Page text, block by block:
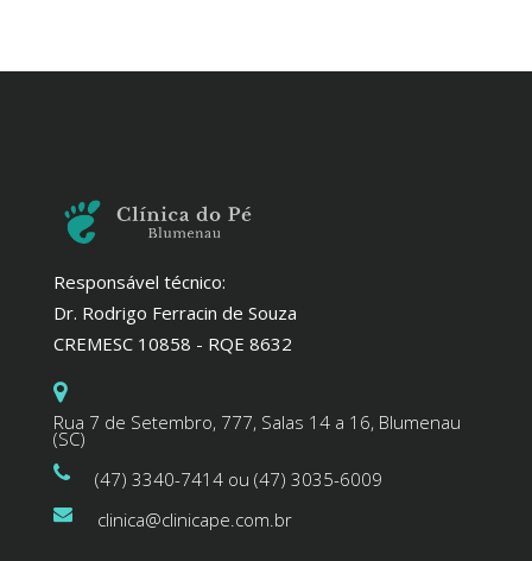
Responsável técnico:
Dr. Rodrigo Ferracin de Souza
CREMESC 10858 - RQE 8632
Rua 7 de Setembro, 777, Salas 14 a 16, Blumenau
(SC)
(47) 3340-7414 ou (47) 3035-6009
clinica@clinicape.com.br